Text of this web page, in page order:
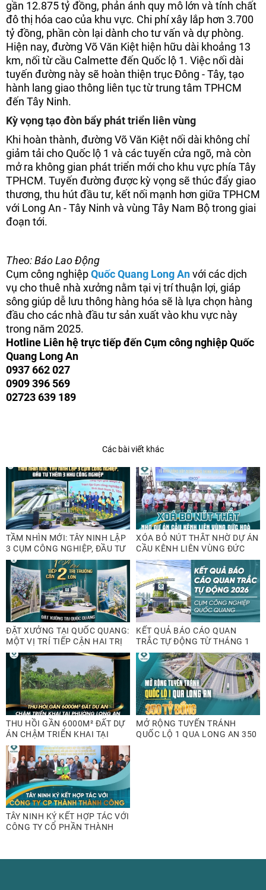
gần 12.875 tỷ đồng, phản ánh quy mô lớn và tính chất
đô thị hóa cao của khu vực. Chi phí xây lắp hơn 3.700
tỷ đồng, phần còn lại dành cho tư vấn và dự phòng.
Hiện nay, đường Võ Văn Kiệt hiện hữu dài khoảng 13
km, nối từ cầu Calmette đến Quốc lộ 1. Việc nối dài
tuyến đường này sẽ hoàn thiện trục Đông - Tây, tạo
hành lang giao thông liên tục từ trung tâm TPHCM
đến Tây Ninh.
Kỳ vọng tạo đòn bẩy phát triển liên vùng
Khi hoàn thành, đường Võ Văn Kiệt nối dài không chỉ
giảm tải cho Quốc lộ 1 và các tuyến cửa ngõ, mà còn
mở ra không gian phát triển mới cho khu vực phía Tây
TPHCM. Tuyến đường được kỳ vọng sẽ thúc đẩy giao
thương, thu hút đầu tư, kết nối mạnh hơn giữa TPHCM
với Long An - Tây Ninh và vùng Tây Nam Bộ trong giai
đoạn tới.
Theo: Báo Lao Động
Cụm công nghiệpQuốc Quang Long Anvới các dịch
vụ cho thuê nhà xưởng nằm tại vị trí thuận lợi, giáp
sông giúp dễ lưu thông hàng hóa sẽ là lựa chọn hàng
đầu cho các nhà đầu tư sản xuất vào khu vực này
trong năm 2025.
Hotline Liên hệ trực tiếp đến Cụm công nghiệp Quốc
Quang Long An
0937 662 027
0909 396 569
02723 639 189
Các bài viết khác
TẦM NHÌN MỚI: TÂY NINH LẬP
3 CỤM CÔNG NGHIỆP, ĐẦU TƯ
THÊM 3 KHU CÔNG NGHIỆP
XÓA BỎ NÚT THẮT NHỜ DỰ ÁN
CẦU KÊNH LIÊN VÙNG ĐỨC
HÒA
ĐẶT XƯỞNG TẠI QUỐC QUANG:
MỘT VỊ TRÍ TIẾP CẬN HAI TRỊ
TRƯỜNG LỚN
KẾT QUẢ BÁO CÁO QUAN
TRẮC TỰ ĐỘNG TỪ THÁNG 1
ĐẾN THÁNG 3/2026
THU HỒI GẦN 6000M² ĐẤT DỰ
ÁN CHẬM TRIỂN KHAI TẠI
PHƯỜNG LONG AN
MỞ RỘNG TUYẾN TRÁNH
QUỐC LỘ 1 QUA LONG AN 350
TÂY NINH KÝ KẾT HỢP TÁC VỚI
CÔNG TY CỔ PHẦN THÀNH